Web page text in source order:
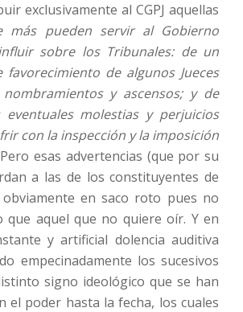
exclusivamente al CGPJ aquellas
más pueden servir al Gobierno
sobre los Tribunales: de un
favorecimiento de algunos Jueces
y ascensos; y de
molestias y perjuicios
con la inspección y la imposición
Pero esas advertencias (que por su
a las de los constituyentes de
obviamente en saco roto pues no
que aquel que no quiere oír. Y en
y artificial dolencia auditiva
empecinadamente los sucesivos
signo ideológico que se han
el poder hasta la fecha, los cuales